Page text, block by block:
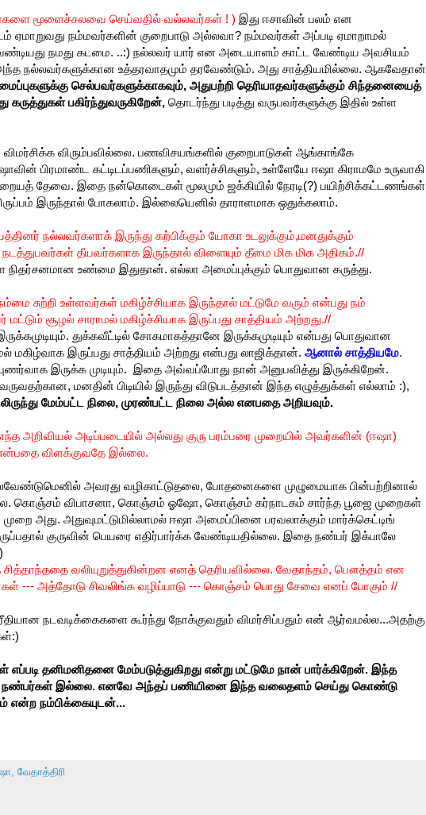
மூளைச்சலவை செய்வதில் வல்லவர்கள் ! ) இது ஈசாவின் பலம் என
நம்மவர்களின் குறைபாடு அல்லவா? நம்மவர்கள் அப்படி ஏமாறாமல்
நமது கடமை. ..:) நல்லவர் யார் என அடையாளம் காட்ட வேண்டிய அவசியம்
அந்த நல்லவர்களுக்கான உத்தரவாதமும் தரவேண்டும். அது சாத்தியமில்லை. ஆகவேதான்
செல்பவர்களுக்காகவும், அதுபற்றி தெரியாதவர்களுக்கும் சிந்தனையைத்
பகிர்ந்துவருகிறேன், தொடர்ந்து படித்து வருபவர்களுக்கு இதில் உள்ள
விரும்பவில்லை. பணவிசயங்களில் குறைபாடுகள் ஆங்காங்கே
பிரமாண்ட கட்டிடப்பணிகளும், வளர்ச்சிகளும், உள்ளேயே ஈஷா கிராமமே உருவாகி
தேவை. இதை நன்கொடைகள் மூலமும் ஜக்கியில் நேரடி(?) பயிற்சிக்கட்டணங்கள்
இருந்தால் போகலாம். இல்லையெனில் தாராளமாக ஒதுக்கலாம்.
நல்லவர்களாக் இருந்து கற்பிக்கும் யோகா உடலுக்கும்,மனதுக்கும்
தீயவர்களாக இருந்தால் விளையும் தீமை மிக மிக அதிகம்.//
நிதர்சனமான உண்மை இதுதான். எல்லா அமைப்புக்கும் பொதுவான கருத்து.
சுற்றி உள்ளவர்கள் மகிழ்ச்சியாக இருந்தால் மட்டுமே வரும் என்பது நம்
சூழல் சாராமல் மகிழ்ச்சியாக இருப்பது சாத்தியம் அற்றது.//
துக்கவீட்டில் சோகமாகத்தானே இருக்கமுடியும் என்பது பொதுவான
இருப்பது சாத்தியம் அற்றது என்பது லாஜிக்தான். ஆனால் சாத்தியமே.
இருக்க முடியும். இதை அவ்வப்போது நான் அனுபவித்து இருக்கிறேன்.
வருவதற்கான, மனதின் பிடியில் இருந்து விடுபடத்தான் இந்த எழுத்துக்கள் எல்லாம் :),
மேம்பட்ட நிலை, முரண்பட்ட நிலை அல்ல எனபதை அறியவும்.
அறிவியல் அடிப்படையில் அல்லது குரு பரம்பரை முறையில் அவர்களின் (ஈஷா)
என்பதை விளக்குவதே இல்லை.
அவரது வழிகாட்டுதலை, போதனைகளை முழுமையாக பின்பற்றினால்
கொஞ்சம் விபாசனா, கொஞ்சம் ஓஷோ, கொஞ்சம் கர்நாடகம் சார்ந்த பூஜை முறைகள்
அது. அதுவுமட்டுமில்லாமல் ஈஷா அமைப்பினை பரவலாக்கும் மார்க்கெட்டிங்
குருவின் பெயரை எதிர்பார்க்க வேண்டியதில்லை. இதை நண்பர் இக்பாலே
வலியுறுத்துகின்றன எனத் தெரியவில்லை. வேதாந்தம், பௌத்தம் என
--- அத்தோடு சிவலிங்க வழிப்பாடு --- கொஞ்சம் பொது சேவை எனப் போகும் //
நடவடிக்கைகளை கூர்ந்து நோக்குவதும் விமர்சிப்பதும் என் ஆர்வமல்ல...அதற்கு
தனிமனிதனை மேம்படுத்துகிறது என்று மட்டுமே நான் பார்க்கிறேன். இந்த
நண்பர்கள் இல்லை. எனவே அந்தப் பணியினை இந்த வலைதளம் செய்து கொண்டு
என்ற நம்பிக்கையுடன்...
, வேதாத்திரி